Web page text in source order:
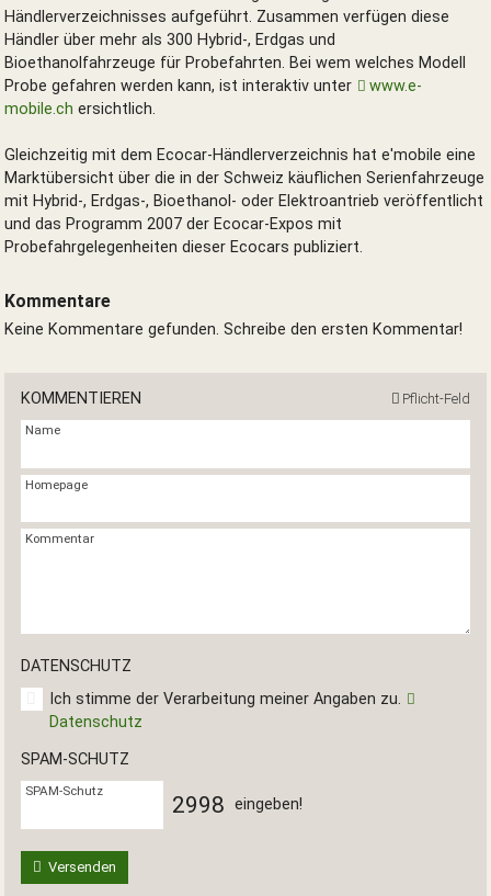
Händlerverzeichnisses aufgeführt. Zusammen verfügen diese
Händler über mehr als 300 Hybrid-, Erdgas und
Bioethanolfahrzeuge für Probefahrten. Bei wem welches Modell
Probe gefahren werden kann, ist interaktiv unter
www.e-
mobile.ch ersichtlich.
Gleichzeitig mit dem Ecocar-Händlerverzeichnis hat e'mobile eine
Marktübersicht über die in der Schweiz käuflichen Serienfahrzeuge
mit Hybrid-, Erdgas-, Bioethanol- oder Elektroantrieb veröffentlicht
und das Programm 2007 der Ecocar-Expos mit
Probefahrgelegenheiten dieser Ecocars publiziert.
Kommentare
Keine Kommentare gefunden. Schreibe den ersten Kommentar!
Pflicht-Feld
KOMMENTIEREN
Name
Homepage
Kommentar
DATENSCHUTZ
Ich stimme der Verarbeitung meiner Angaben zu.
Datenschutz
SPAM-SCHUTZ
SPAM-Schutz
2998 eingeben!
Versenden